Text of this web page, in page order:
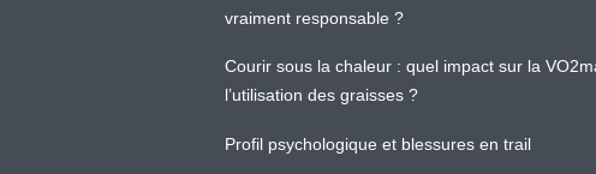
vraiment responsable ?
Courir sous la chaleur : quel impact sur la
l’utilisation des graisses ?
Profil psychologique et blessures en trail